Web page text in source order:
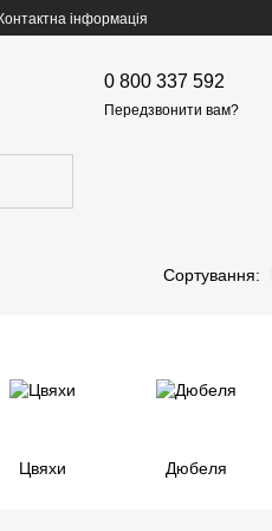
Контактна інформація
0 800 337 592
Передзвонити вам?
Сортування:
Цвяхи Дюбеля